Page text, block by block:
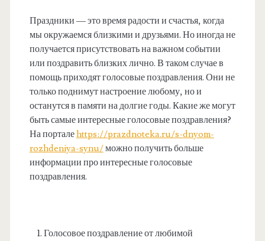
Праздники — это время радости и счастья, когда
мы окружаемся близкими и друзьями. Но иногда не
получается присутствовать на важном событии
или поздравить близких лично. В таком случае в
помощь приходят голосовые поздравления. Они не
только поднимут настроение любому, но и
останутся в памяти на долгие годы. Какие же могут
быть самые интересные голосовые поздравления?
На порталеhttps://prazdnoteka.ru/s-dnyom-
rozhdeniya-synu/можно получить больше
информации про интересные голосовые
поздравления.
Голосовое поздравление от любимой